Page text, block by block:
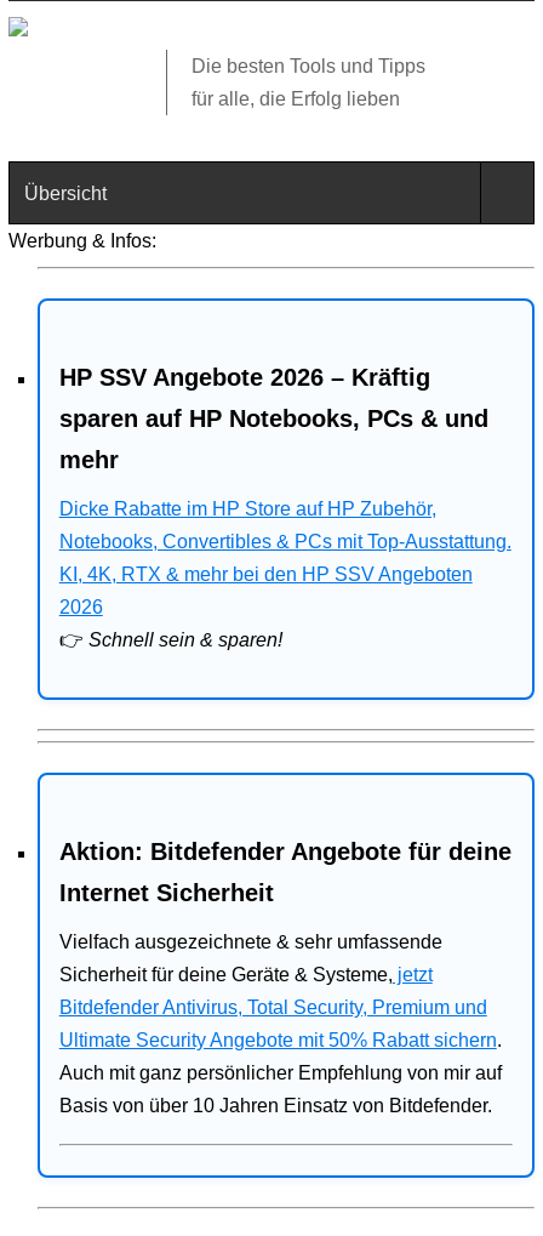
Die besten Tools und Tipps
für alle, die Erfolg lieben
Übersicht
Technik
Web
Business
Angebote
Bitdefender
Ratgeber
Werbung & Infos:
HP SSV Angebote 2026 – Kräftig
sparen auf HP Notebooks, PCs & und
mehr
Dicke Rabatte im HP Store auf HP Zubehör,
Notebooks, Convertibles & PCs mit Top-Ausstattung.
KI, 4K, RTX & mehr bei den HP SSV Angeboten
2026
👉 Schnell sein & sparen!
Aktion: Bitdefender Angebote für deine
Internet Sicherheit
Vielfach ausgezeichnete & sehr umfassende
Sicherheit für deine Geräte & Systeme, jetzt
Bitdefender Antivirus, Total Security, Premium und
Ultimate Security Angebote mit 50% Rabatt sichern.
Auch mit ganz persönlicher Empfehlung von mir auf
Basis von über 10 Jahren Einsatz von Bitdefender.